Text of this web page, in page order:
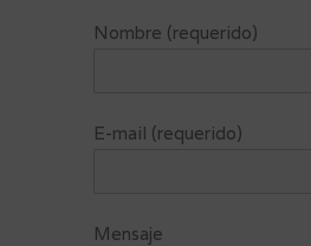
Nombre (requerido)
E-mail (requerido)
Mensaje